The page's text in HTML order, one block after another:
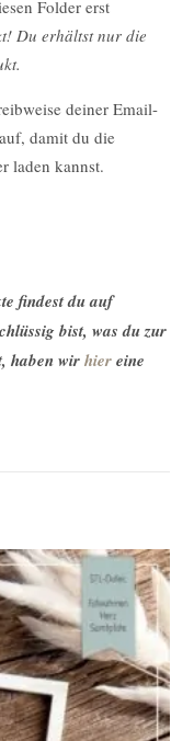
Folder erst
Du erhältst nur die
deiner Email-
damit du die
laden kannst.
findest du auf
bist, was du zur
haben wirhiereine